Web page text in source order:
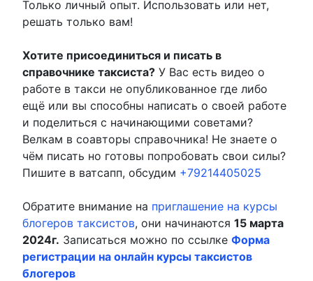
Только личный опыт. Использовать или нет,
решать только вам!
Хотите присоединиться и писать в
справочнике таксиста? У Вас есть видео о
работе в такси не опубликованное где либо
ещё или вы способны написать о своей работе
и поделиться с начинающими советами?
Велкам в соавторы справочника! Не знаете о
чём писать но готовы попробовать свои силы?
Пишите в ватсапп, обсудим +79214405025
Обратите внимание на приглашение на курсы
блогеров таксистов, они начинаются 15 марта
2024г. Записаться можно по ссылке Форма
регистрации на онлайн курсы таксистов
блогеров